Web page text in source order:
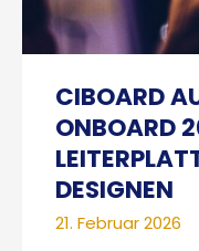
CIBOARD
ONBOARD
DESIGNEN
21. Februar 2026